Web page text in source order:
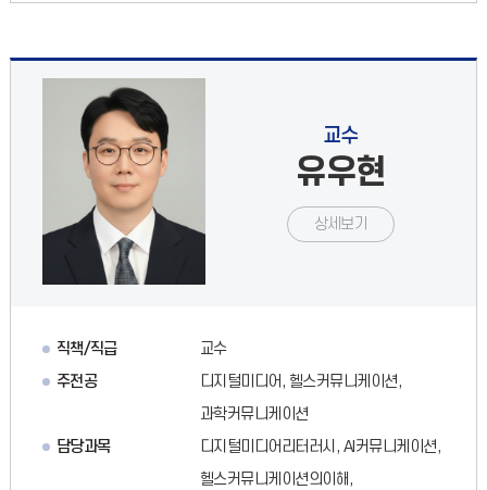
교수
유우현
상세보기
직책/직급
교수
주전공
디지털미디어, 헬스커뮤니케이션,
과학커뮤니케이션
담당과목
디지털미디어리터러시, AI커뮤니케이션,
헬스커뮤니케이션의이해,